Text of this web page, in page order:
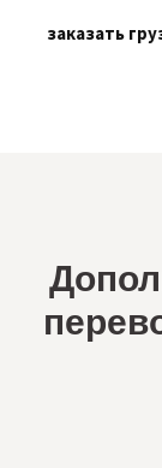
заказать